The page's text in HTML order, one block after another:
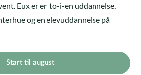
Eux er en to-i-en uddannelse,
og en elevuddannelse på
Start til august